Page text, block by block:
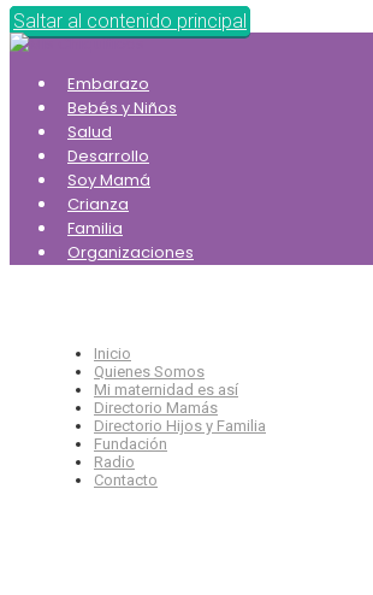
Saltar al contenido principal
Embarazo
Bebés y Niños
Salud
Desarrollo
Soy Mamá
Crianza
Familia
Organizaciones
Inicio
Quienes Somos
Mi maternidad es así
Directorio Mamás
Directorio Hijos y Familia
Fundación
Radio
Contacto